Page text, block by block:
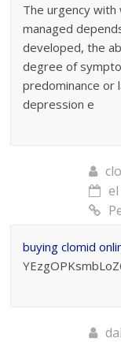
The urgency with
managed
developed, the
degree of
predominance or
depression e
buying clomid